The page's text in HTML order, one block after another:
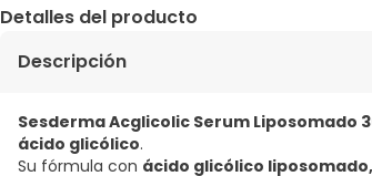
Detalles del producto
Descripción
Sesderma Acglicolic Serum Liposomado
ácido glicólico.
Su fórmula con ácido glicólico